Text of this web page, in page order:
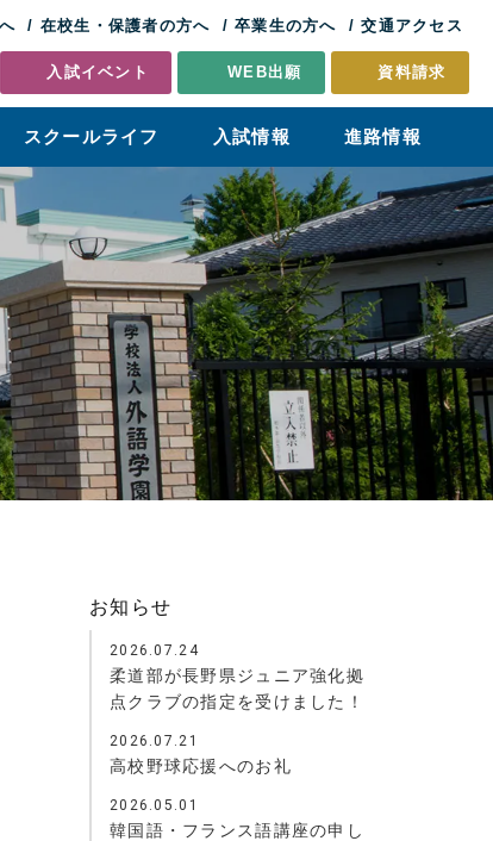
在校生・保護者の方へ 卒業生の方へ 交通アクセス
入試イベント WEB出願 資料請求
スクールライフ 入試情報 進路情報
お知らせ
2026.07.24
柔道部が長野県ジュニア強化拠
点クラブの指定を受けました！
2026.07.21
高校野球応援へのお礼
2026.05.01
韓国語・フランス語講座の申し